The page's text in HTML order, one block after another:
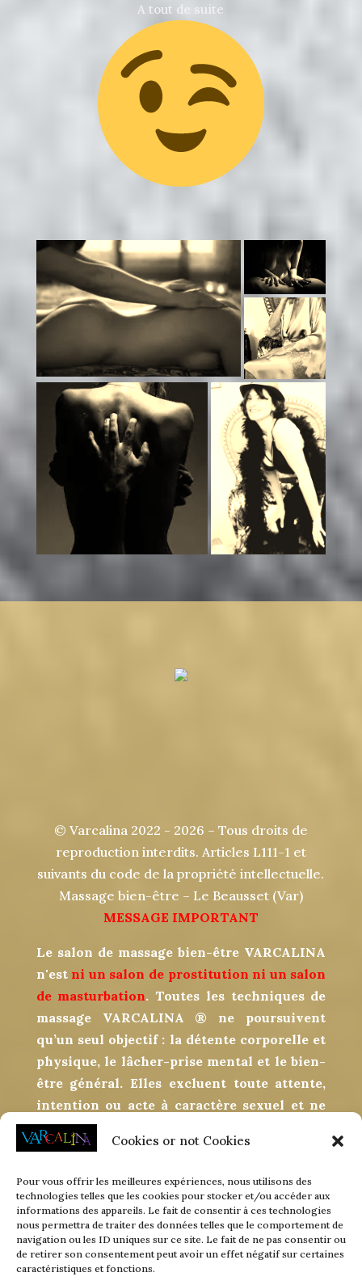
Cookies or not Cookies
Pour vous offrir les meilleures expériences, nous utilisons des
technologies telles que les cookies pour stocker et/ou accéder aux
informations des appareils. Le fait de consentir à ces technologies
nous permettra de traiter des données telles que le comportement de
navigation ou les ID uniques sur ce site. Le fait de ne pas consentir ou
de retirer son consentement peut avoir un effet négatif sur certaines
caractéristiques et fonctions.
A tout de suite
© Varcalina 2022 - 2026 – Tous droits de
reproduction interdits. Articles L111-1 et
suivants du code de la propriété intellectuelle.
Massage bien-être – Le Beausset (Var)
MESSAGE IMPORTANT
Le salon de massage bien-être VARCALINA
n'estni un salon de prostitution ni un salon
de masturbation. Toutes les techniques de
massage VARCALINA ® ne poursuivent
qu’un seul objectif : la détente corporelle et
physique, le lâcher-prise mental et le bien-
être général. Elles excluent toute attente,
intention ou acte à caractère sexuel et ne
sauraient en aucun s’apparenter, de près ou
de loin, à une quelconque pratique ou
irrespectueux ou inopportun entraînera la
suspension immédiate de la séance sans
aucun remboursement ni dédommagement
possible. Le cas échéant, un signalement
sera fait auprès des autorités judiciaires